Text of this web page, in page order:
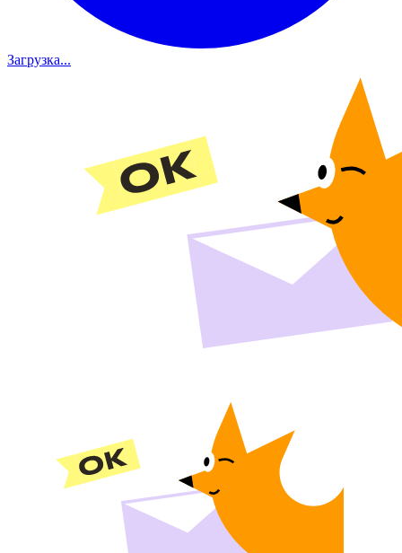
Загрузка...